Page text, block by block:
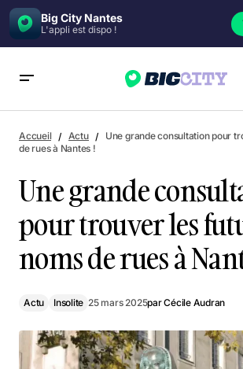
Big City Nantes
L'appli est dispo !
rues à Nantes !
Accueil Actu
Une grande consultation pour
de rues à Nantes !
Une grande
pour trouver les
noms de rues à
Actu Insolite 25 mars 2025parCécile Audran